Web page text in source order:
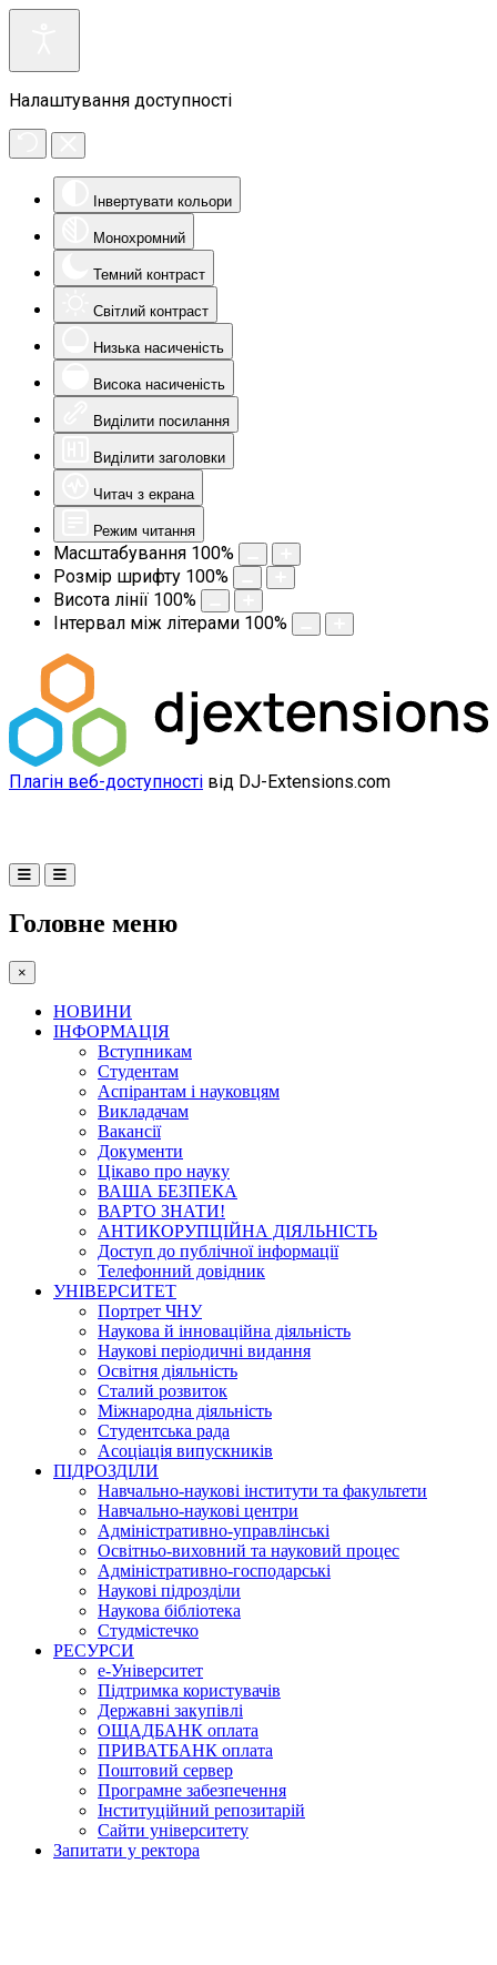
Налаштування доступності
Інвертувати кольори
Монохромний
Темний контраст
Світлий контраст
Низька насиченість
Висока насиченість
Виділити посилання
Виділити заголовки
Читач з екрана
Режим читання
Масштабування 100%
Розмір шрифту 100%
Висота лінії 100%
Інтервал між літерами 100%
Плагін веб-доступності від DJ-Extensions.com
Головне меню
×
НОВИНИ
ІНФОРМАЦІЯ
Вступникам
Студентам
Аспірантам і науковцям
Викладачам
Вакансії
Документи
Цікаво про науку
ВАША БЕЗПЕКА
ВАРТО ЗНАТИ!
АНТИКОРУПЦІЙНА ДІЯЛЬНІСТЬ
Доступ до публічної інформації
Телефонний довідник
УНІВЕРСИТЕТ
Портрет ЧНУ
Наукова й інноваційна діяльність
Наукові періодичні видання
Освітня діяльність
Сталий розвиток
Міжнародна діяльність
Студентська рада
Асоціація випускників
ПІДРОЗДІЛИ
Навчально-наукові інститути та факультети
Навчально-наукові центри
Адміністративно-управлінські
Освітньо-виховний та науковий процес
Адміністративно-господарські
Наукові підрозділи
Наукова бібліотека
Студмістечко
РЕСУРСИ
е-Університет
Підтримка користувачів
Державні закупівлі
ОЩАДБАНК оплата
ПРИВАТБАНК оплата
Поштовий сервер
Програмне забезпечення
Інституційний репозитарій
Сайти університету
Запитати у ректора